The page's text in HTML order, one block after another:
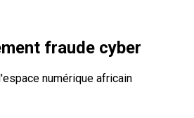
fraude cyber
numérique africain